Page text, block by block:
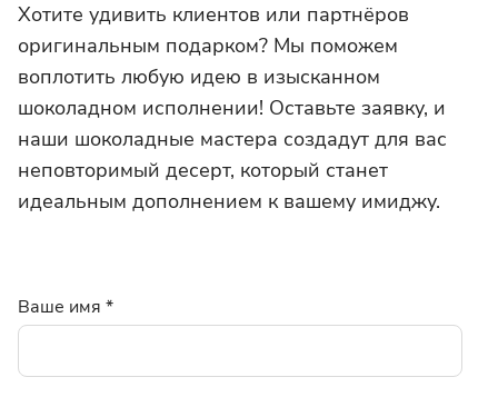
Хотите удивить клиентов или партнёров
оригинальным подарком? Мы поможем
воплотить любую идею в изысканном
шоколадном исполнении! Оставьте заявку, и
наши шоколадные мастера создадут для вас
неповторимый десерт, который станет
идеальным дополнением к вашему имиджу.
Ваше имя *